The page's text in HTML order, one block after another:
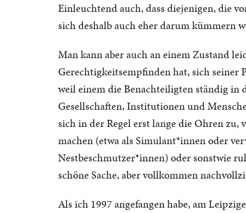
Einleuchtend auch, dass diejenigen, die
sich deshalb auch eher darum kümmern
Man kann aber auch an einem Zustand
Gerechtigkeitsempfinden hat, sich seiner
weil einem die Benachteiligten ständig in
Gesellschaften, Institutionen und
sich in der Regel erst lange die Ohren
machen (etwa als Simulant*innen oder
Nestbeschmutzer*innen) oder sonstwie
schöne Sache, aber vollkommen
Als ich 1997 angefangen habe, am